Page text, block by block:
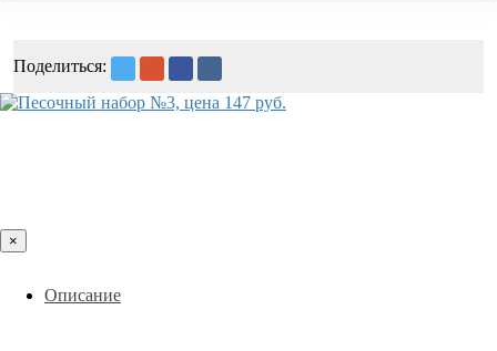
Поделиться:
×
Описание